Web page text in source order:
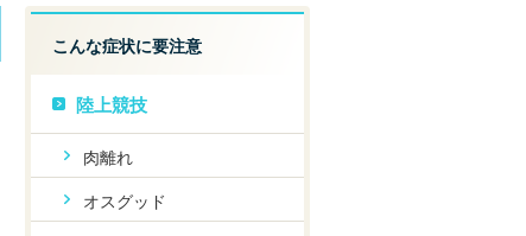
こんな症状に要注意
陸上競技
肉離れ
オスグッド